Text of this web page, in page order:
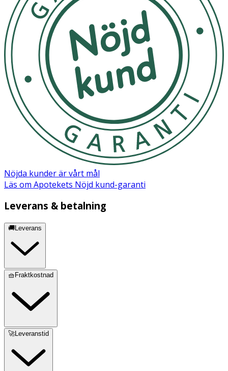
AQUA (WATER), DIBUTYL ADIPATE, DIMETHICONE, C9-
12 ALKANE, C13-15 ALKANE, DIISOPROPYL SEBACATE,
GLYCERIN, LAURYL PEG-10
TRIS(TRIMETHYLSILOXY)SILYLETHYL DIMETHICONE,
OCTYLDODECANOL, ETHYLHEXYL TRIAZONE,
MAGNESIUM SULFATE, PHENYLBENZIMIDAZOLE
SULFONIC ACID, DIETHYLAMINO HYDROXYBENZOYL
HEXYL BENZOATE, POLYGLYCERYL-4 ISOSTEARATE,
CETYL PEG/PPG-10/1 DIMETHICONE, HEXYL LAURATE,
MICA, CETEARYL DIMETHICONE CROSSPOLYMER,
BUTYLENE GLYCOL, VACCINIUM VITIS-IDAEA
(LINGONBERRY) SEED OIL, PHENOXYETHANOL,
TROMETHAMINE, SACCHAROMYCES FERMENT,
DISTEARDIMONIUM HECTORITE,
HYDROXYACETOPHENONE, SILICA, TRIETHYL CITRATE,
ALUMINUM HYDROXIDE, ETHYLHEXYLGLYCERIN,
DISODIUM EDTA, HYDROLYZED HYALURONIC ACID,
PENTAERYTHRITYL TETRA-DI-T-BUTYL
HYDROXYHYDROCINNAMATE, LAUROYL LYSINE,
SODIUM LAUROYL GLUTAMATE, LYSINE, MAGNESIUM
CHLORIDE, HELIANTHUS ANNUUS (SUNFLOWER) SEED
OIL, ROSMARINUS OFFICINALIS (ROSEMARY) LEAF
EXTRACT, PARFUM (FRAGRANCE), (CI 77491, CI 77492, CI
77499) IRON OXIDES, (CI 77891) TITANIUM DIOXIDE.
Nöjda kunder är vårt mål
Läs om Apotekets Nöjd kund-garanti
Leverans & betalning
🚚Leverans
🧺Fraktkostnad
🚀Leveranstid